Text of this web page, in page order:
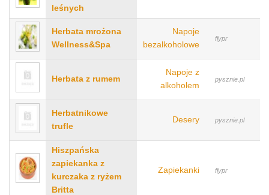
leśnych
Herbata mrożona
Wellness&Spa
Napoje
bezalkoholowe
flypr
Herbata z rumem
Napoje z
alkoholem
pysznie.pl
Herbatnikowe
trufle
Desery pysznie.pl
Hiszpańska
zapiekanka z
kurczaka z ryżem
Britta
Zapiekanki flypr